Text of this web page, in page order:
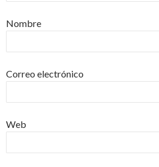
Nombre
Correo electrónico
Web